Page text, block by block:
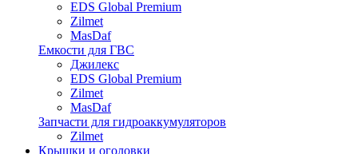
EDS Global Premium
Zilmet
MasDaf
Емкости для ГВС
Джилекс
EDS Global Premium
Zilmet
MasDaf
Запчасти для гидроаккумуляторов
Zilmet
Крышки и оголовки